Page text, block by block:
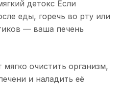
детокс Если
еды, горечь во рту или
— ваша печень
мягко очистить организм,
и наладить её